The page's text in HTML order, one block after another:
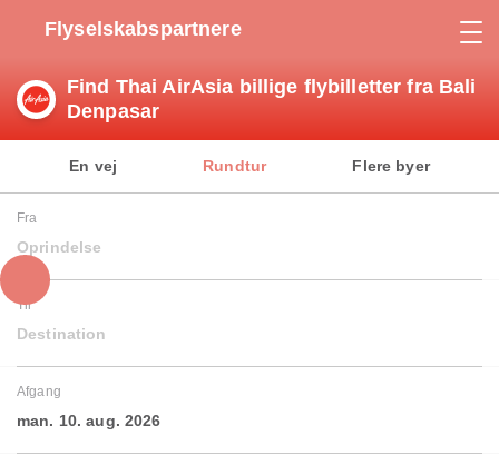
Flyselskabspartnere
Find Thai AirAsia billige flybilletter fra Bali
Denpasar
En vej Rundtur Flere byer
Fra
Oprindelse
Til
Destination
Afgang
man. 10. aug. 2026